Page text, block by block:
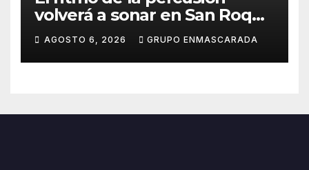
volverá a sonar en San Roque
con un taller abierto a todos
los públicos
AGOSTO 6, 2026 GRUPO ENMASCARADA